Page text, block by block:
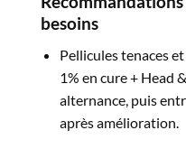
besoins
Pellicules tenaces
1% en cure + Head
alternance, puis
après amélioration.​